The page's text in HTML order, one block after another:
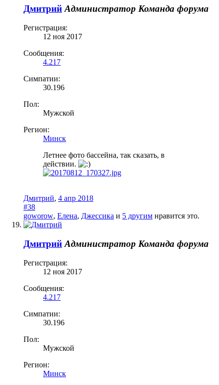
Дмитрий Администратор Команда форума
Регистрация:
12 ноя 2017
Сообщения:
4.217
Симпатии:
30.196
Пол:
Мужской
Регион:
Минск
Летнее фото бассейна, так сказать, в
действии.
Дмитрий, 4 апр 2018
#38
goworow, Елена, Джессика и 5 другим нравится это.
Дмитрий Администратор Команда форума
Регистрация:
12 ноя 2017
Сообщения:
4.217
Симпатии:
30.196
Пол:
Мужской
Регион:
Минск